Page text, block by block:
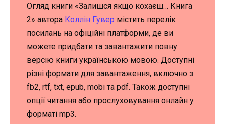
Огляд книги «Залишся якщо кохаєш… Книга
2» автора Коллін Гувер містить перелік
посилань на офіційні платформи, де ви
можете придбати та завантажити повну
версію книги українською мовою. Доступні
різні формати для завантаження, включно з
fb2, rtf, txt, epub, mobi та pdf. Також доступні
опції читання або прослуховування онлайн у
форматі mp3.